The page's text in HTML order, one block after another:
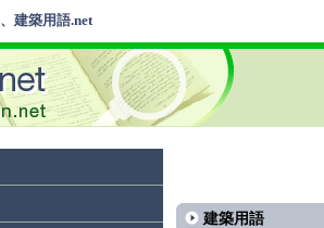
建築用語.net
建築用語